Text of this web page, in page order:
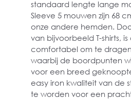
standaard lengte lange
Sleeve 5 mouwen zijn 68
onze andere hemden.
van bijvoorbeeld T-shirts,
comfortabel om te
waarbij de boordpunten
voor een breed
easy iron kwaliteit van de
te worden voor een